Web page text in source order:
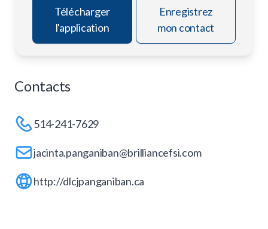
Télécharger
l'application
Enregistrez
mon contact
Contacts
514-241-7629
jacinta.panganiban@brilliancefsi.com
http://dlcjpanganiban.ca